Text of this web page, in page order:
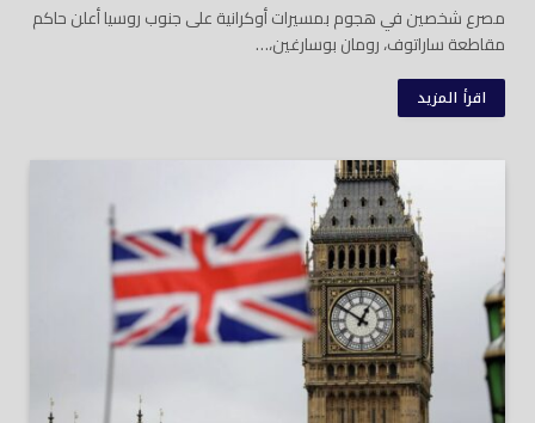
مصرع شخصين في هجوم بمسيرات أوكرانية على جنوب روسيا أعلن حاكم
مقاطعة ساراتوف، رومان بوسارغين،…
اقرأ المزيد